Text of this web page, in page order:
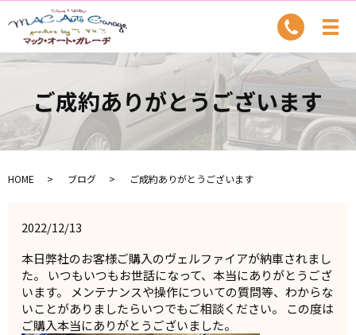
ご成約ありがとうございます
HOME ブログ ご成約ありがとうございます
2022/12/13
本日弊社のお客様ご購入のヴェルファイアが納車されまし
た。 いつもいつもお世話になって、本当にありがとうござ
います。 メンテナンスや操作についての質問等、わからな
いことがありましたらいつでもご相談ください。 この度は
ご購入本当にありがとうございました。